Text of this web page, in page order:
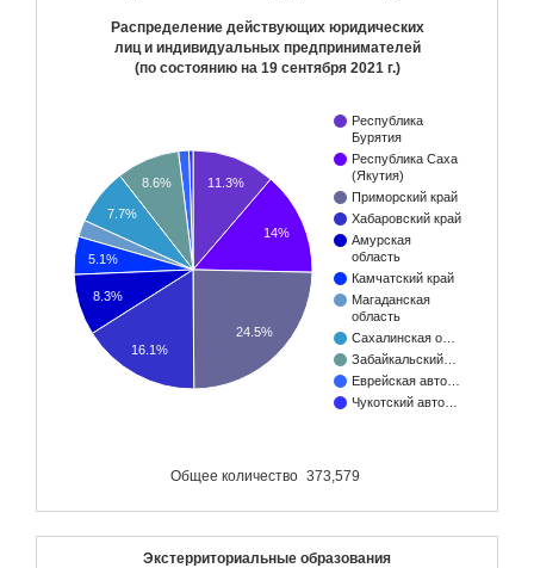
Распределение действующих юридических
лиц и индивидуальных предпринимателей
(по состоянию на 19 сентября 2021 г.)
Республика
Бурятия
Республика Саха
(Якутия)
Приморский край
Хабаровский край
Амурская
область
Камчатский край
Магаданская
область
Сахалинская о…
Забайкальский…
Еврейская авто…
Чукотский авто…
11.3%
14%
24.5%
8.6%
7.7%
5.1%
8.3%
16.1%
Общее количество 373,579
Экстерриториальные образования